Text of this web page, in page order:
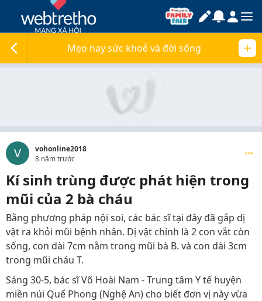
Mẹo hay sức khoẻ và đời sống
V
vohonline2018
8 năm trước
Kí sinh trùng được phát hiện trong
mũi của 2 bà cháu
Bằng phương pháp nội soi, các bác sĩ tại đây đã gắp dị
vật ra khỏi mũi bệnh nhân. Dị vật chính là 2 con vắt còn
sống, con dài 7cm nằm trong mũi bà B. và con dài 3cm
trong mũi cháu T.
Sáng 30-5, bác sĩ Võ Hoài Nam - Trung tâm Y tế huyện
miền núi Quế Phong (Nghệ An) cho biết đơn vị này vừa